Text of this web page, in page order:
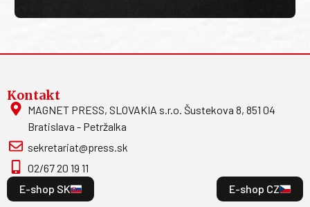
Kontakt
MAGNET PRESS, SLOVAKIA s.r.o. Šustekova 8, 851 04
Bratislava - Petržalka
sekretariat@press.sk
02/67 20 19 11
E-shop SK
E-shop CZ